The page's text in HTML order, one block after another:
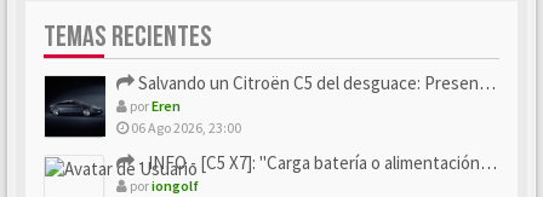
TEMAS RECIENTES
Salvando un Citroën C5 del desguace: Presentación y seguimiento
porEren
06 Ago 2026, 23:00
- INFO - [C5 X7]: "Carga batería o alimentación eléctri...
poriongolf